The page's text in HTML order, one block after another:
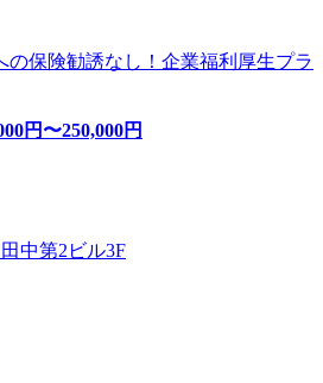
の保険勧誘なし！企業福利厚生プラ
円〜250,000円
中第2ビル3F